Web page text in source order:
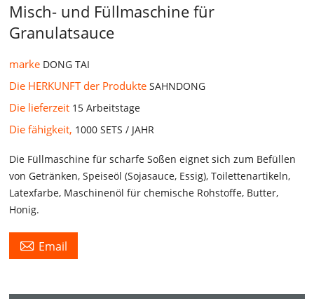
Misch- und Füllmaschine für
Granulatsauce
marke DONG TAI
Die HERKUNFT der ProdukteSAHNDONG
Die lieferzeit 15 Arbeitstage
Die fähigkeit, 1000 SETS / JAHR
Die Füllmaschine für scharfe Soßen eignet sich zum Befüllen
von Getränken, Speiseöl (Sojasauce, Essig), Toilettenartikeln,
Latexfarbe, Maschinenöl für chemische Rohstoffe, Butter,
Honig.
 Email